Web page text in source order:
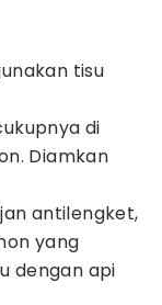
tisu
di
Diamkan
antilengket,
yang
dengan api